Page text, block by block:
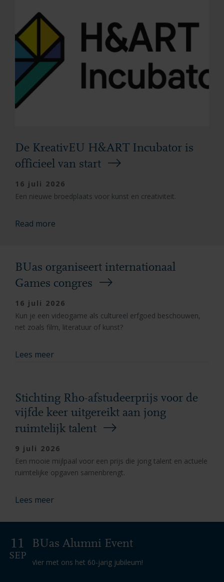
De KreativEU H&ART Incubator is
officieel van start
16 juli 2026
Een nieuwe broedplaats voor kunst en creativiteit.
Read more
BUas organiseert internationaal
Games congres
16 juli 2026
Kun je een videogame als cultureel erfgoed beschouwen,
net zoals film, literatuur of kunst?
Lees meer
Stichting Rho-afstudeerprijs voor de
vijfde keer uitgereikt aan jong
ruimtelijk talent
9 juli 2026
Een mooie mijlpaal voor een prijs die jong talent en actuele
ruimtelijke opgaven samenbrengt.
Lees meer
BUas Alumni Event
11
SEP
Vier met ons het 60-jarig jubileum!